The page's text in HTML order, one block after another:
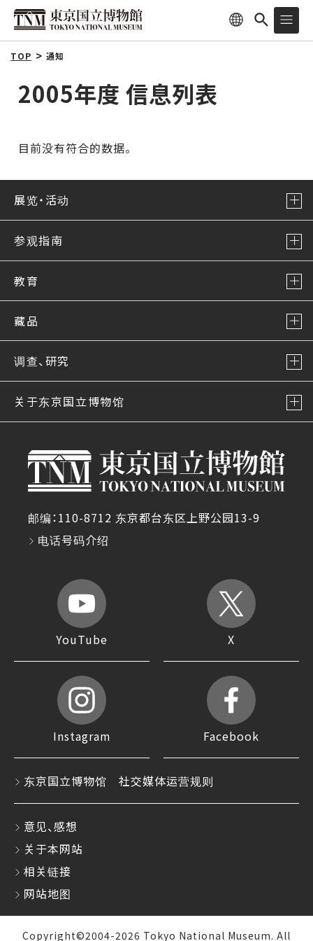
TOP 通知
2005年度 信息列表
目前没有符合的数据。
展览・活动
参观指南
教育
藏品
调查、研究
关于东京国立博物馆
邮编：110-8712 东京都台东区上野公园13-9
电话号码介绍
YouTube X
Instagram Facebook
东京国立博物馆 社交媒体运营规则
意见、感想
关于本网站
相关链接
网站地图
Copyright©2004-2026 Tokyo National Museum. All